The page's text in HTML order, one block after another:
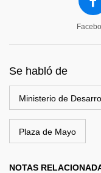
Se habló de
Ministerio de
Plaza de Mayo
NOTAS